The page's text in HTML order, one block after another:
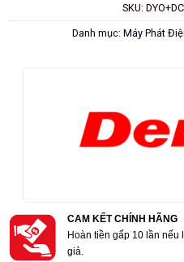
SKU:
Danh mục: Máy Phát
CAM KẾT CHÍNH HÃNG
Hoàn tiền gấp 10 lần nếu
giả.